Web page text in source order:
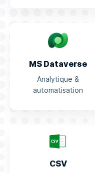
MS Dataverse
Analytique &
automatisation
CSV